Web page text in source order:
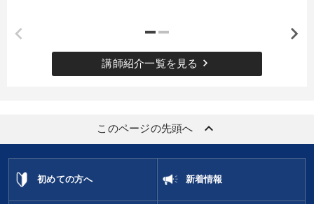
講師紹介一覧を見る keyboard_arrow_right
このページの先頭へ keyboard_arrow_up
初めての方へ 新着情報